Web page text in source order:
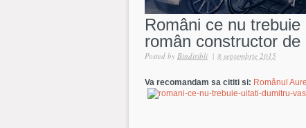
Români ce nu
român constructor de
Posted by Bindiribli | 8 septembrie 2015
Va recomandam sa cititi si: Românul